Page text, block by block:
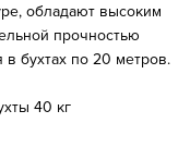
обладают высоким
прочностью
бухтах по 20 метров.
40 кг